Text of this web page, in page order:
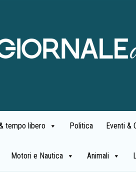
tempo libero Politica Eventi &
Motori e Nautica Animali